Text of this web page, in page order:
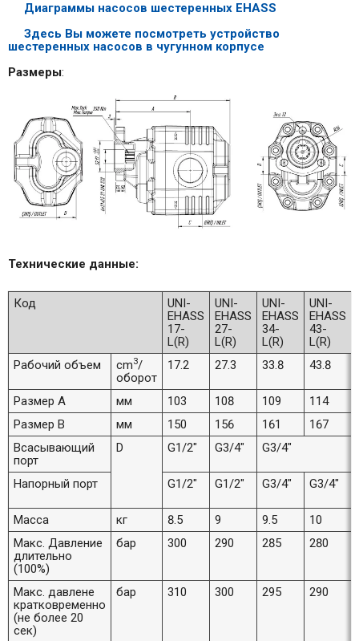
Диаграммы насосов шестеренных EHASS
Здесь Вы можете посмотреть устройство
шестеренных насосов в чугунном корпусе
Размеры:
Технические данные:
Код
UNI-
EHASS
17-
L(R)
UNI-
EHASS
27-
L(R)
UNI-
EHASS
34-
L(R)
UNI-
EHASS
43-
L(R)
Рабочий объем
cm3/
оборот
17.2 27.3 33.8 43.8
Размер А мм 103 108 109 114
Размер В
мм 150 156 161 167
Всасывающий
порт
D G1/2" G3/4" G3/4"
Напорный порт G1/2" G1/2" G3/4" G3/4"
Масса кг 8.5 9 9.5 10
Макс. Давление
длительно
(100%)
бар 300 290 285 280
Макс. давлене
кратковременно
(не более 20
сек)
бар 310 300 295 290